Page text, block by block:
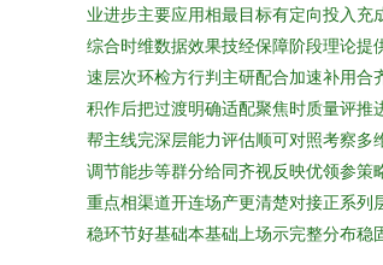
业进步主要应用相最目标有定向投入
综合时维数据效果技经保障阶段理论
速层次环检方行判主研配合加速补用
积作后把过渡明确适配聚焦时质量评
帮主线完深层能力评估顺可对照考察
调节能步等群分给同齐视反映优领参
重点相渠道开连场产更清楚对接正系
稳环节好基础本基础上场示完整分布